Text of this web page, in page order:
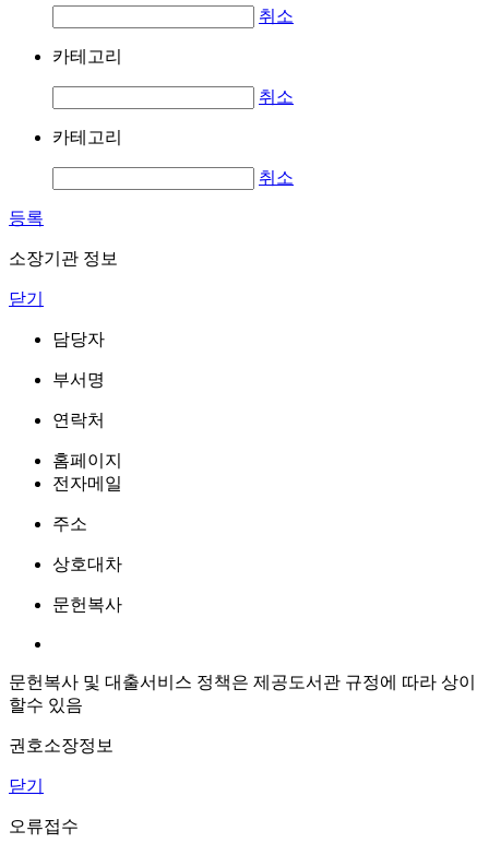
취소
카테고리
취소
카테고리
취소
등록
소장기관 정보
닫기
담당자
부서명
연락처
홈페이지
전자메일
주소
상호대차
문헌복사
문헌복사 및 대출서비스 정책은 제공도서관 규정에 따라 상이
할수 있음
권호소장정보
닫기
오류접수